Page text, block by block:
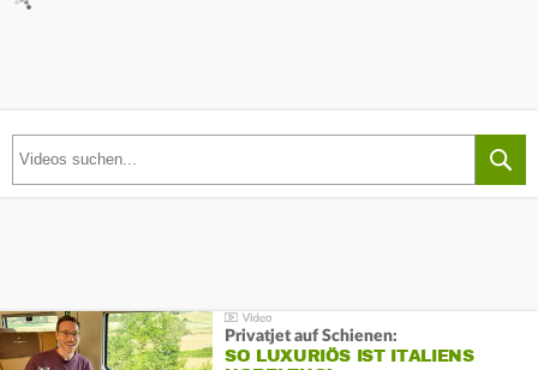
Privatjet auf Schienen:
SO LUXURIÖS IST ITALIENS